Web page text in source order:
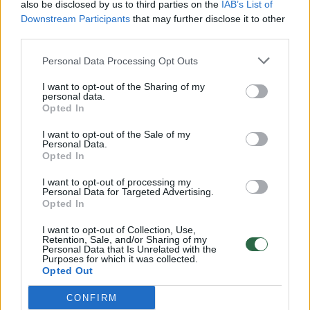
also be disclosed by us to third parties on the IAB’s List of
Downstream Participants that may further disclose it to other
Personal Data Processing Opt Outs
I want to opt-out of the Sharing of my
personal data.
Opted In
I want to opt-out of the Sale of my
Personal Data.
Opted In
I want to opt-out of processing my
Personal Data for Targeted Advertising.
Opted In
I want to opt-out of Collection, Use,
Retention, Sale, and/or Sharing of my
Personal Data that Is Unrelated with the
Purposes for which it was collected.
Opted Out
CONFIRM
Žinios | Lietuvos diena
Savaitės vidurys nusimato karštas: temperatūra kils iki
Žinios | Orai
00:00:59
Nufilmavo, kaip patvino Vilniaus Vakarinis aplinkkelis:
vaizdas pribloškia
Žinios | Lietuvos diena
Avarija Vilniuje: į stotelę įsirėžęs automobilis sužalojo
dvi moteris
Žinios | Lietuvos diena